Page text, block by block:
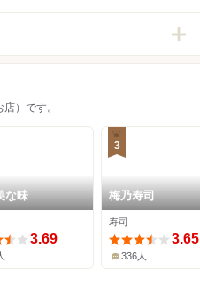
）です。
な味
3.69
3
梅乃寿司
寿司
3.65
336人